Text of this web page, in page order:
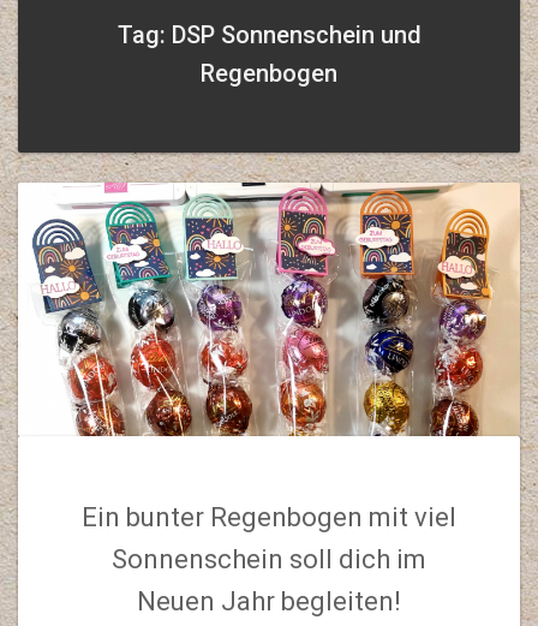
Tag: DSP Sonnenschein und
Regenbogen
Ein bunter Regenbogen mit viel
Sonnenschein soll dich im
Neuen Jahr begleiten!